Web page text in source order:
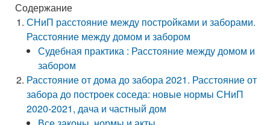
Содержание
СНиП расстояние между постройками и заборами.
Расстояние между домом и забором
Судебная практика : Расстояние между домом и
забором
Расстояние от дома до забора 2021. Расстояние от
забора до построек соседа: новые нормы СНиП
2020-2021, дача и частный дом